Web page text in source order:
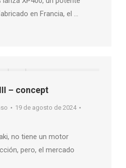
en Francia, el …
– concept
19 de agosto de 2024
no tiene un motor
pero, el mercado